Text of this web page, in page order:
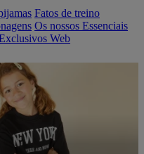
Fatos de treino
Os nossos Essenciais
Web